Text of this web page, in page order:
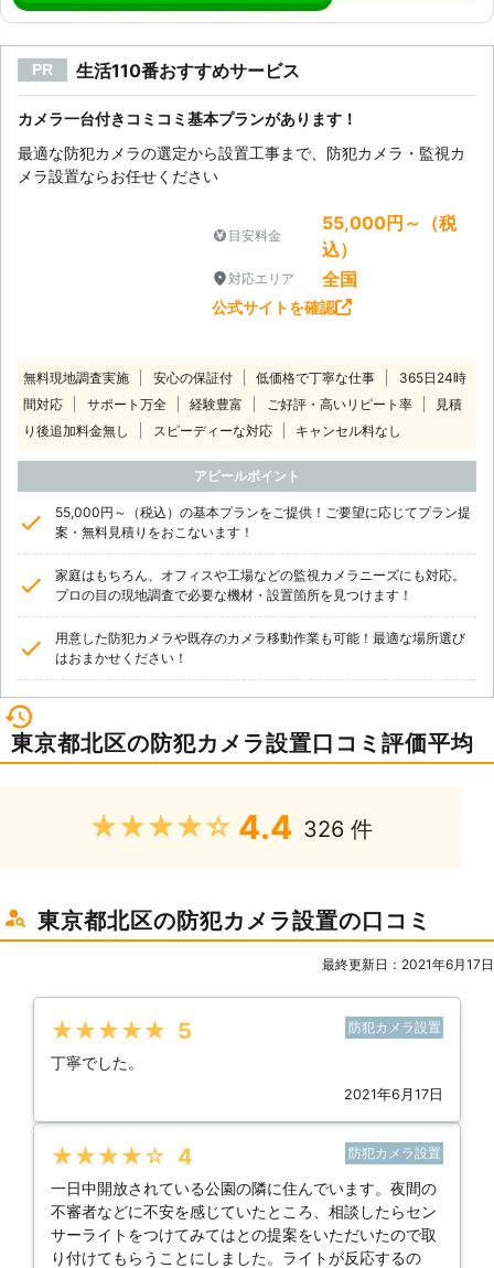
PR 生活110番おすすめサービス
カメラ一台付きコミコミ基本プランがあります！
最適な防犯カメラの選定から設置工事まで、防犯カメラ・監視カ
メラ設置ならお任せください
目安料金
55,000円～（税
込）
対応エリア 全国
公式サイトを確認
無料現地調査実施 安心の保証付 低価格で丁寧な仕事
365日24時
間対応
サポート万全 経験豊富 ご好評・高いリピート率
見積
り後追加料金無し
スピーディーな対応 キャンセル料なし
アピールポイント
55,000円～（税込）の基本プランをご提供！ご要望に応じてプラン提
案・無料見積りをおこないます！
家庭はもちろん、オフィスや工場などの監視カメラニーズにも対応。
プロの目の現地調査で必要な機材・設置箇所を見つけます！
用意した防犯カメラや既存のカメラ移動作業も可能！最適な場所選び
はおまかせください！
東京都北区の防犯カメラ設置口コミ評価平均
★★★★★ 4.4 326 件
東京都北区の防犯カメラ設置の口コミ
最終更新日：2021年6月17日
★★★★★ 5 防犯カメラ設置
丁寧でした。
2021年6月17日
★★★★★ 4 防犯カメラ設置
一日中開放されている公園の隣に住んでいます。夜間の
不審者などに不安を感じていたところ、相談したらセン
サーライトをつけてみてはとの提案をいただいたので取
り付けてもらうことにしました。ライトが反応するの